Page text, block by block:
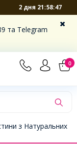
2 дня 21:58:47
та Telegram
0
з Натуральних